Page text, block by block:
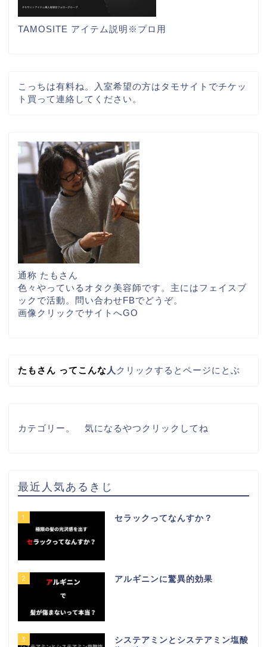
TAMOSITE アイテム説明※プロ用
こっちは有料ね。入室希望の方はタモサイトでチケッ
ト買って連絡してください。
通称 たもさん
色々やっているオタク美容師です。主にはフェイスブ
ックで活動。問い合わせFBでどうぞ。
画像クリックでサイトへGO
たもさん ってこんな人 クリックするとページにとぶ
カテゴリー。　気になるやつクリックしてね
最近人気あるきじ
1 セラックってなんすか？
2 アルギニンに驚異的効果
3
システアミンとシステアミン塩酸